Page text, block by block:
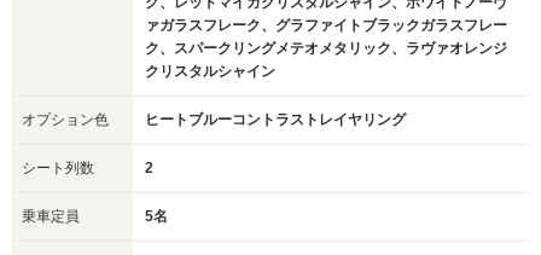
ァガラスフレーク、グラファイトブラックガラスフレー
ク、スパークリングメテオメタリック、ラヴァオレンジ
クリスタルシャイン
オプション色 ヒートブルーコントラストレイヤリング
シート列数 2
乗車定員 5名